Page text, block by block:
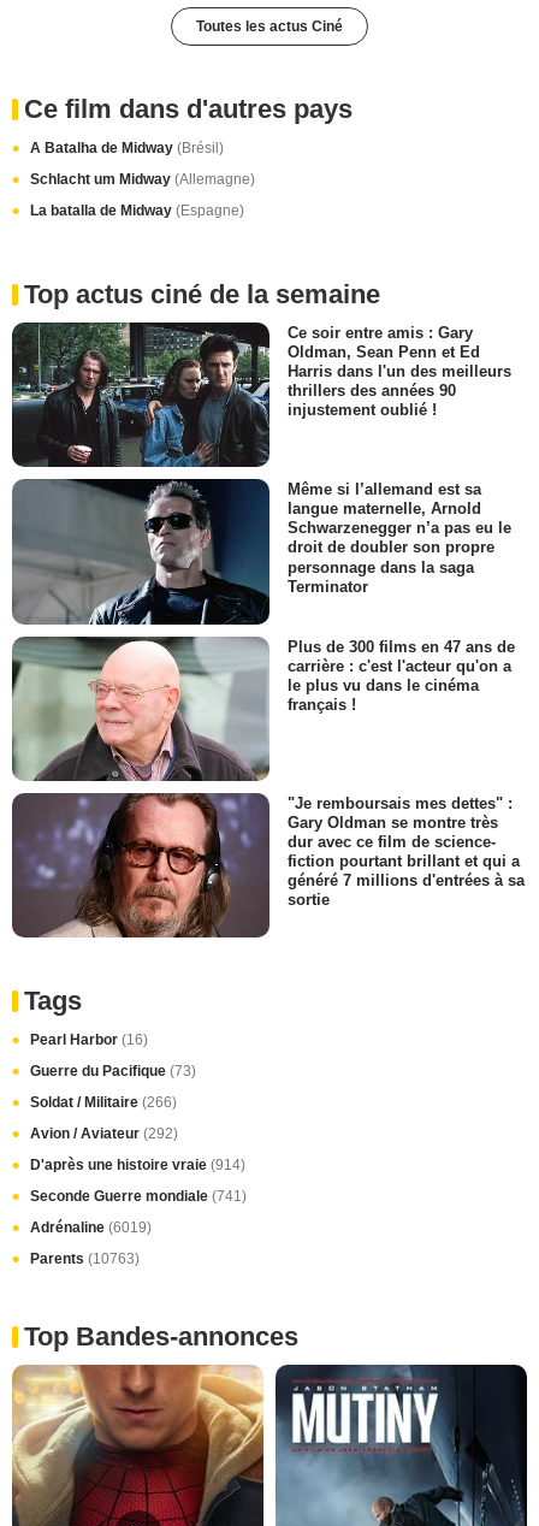
Toutes les actus Ciné
Ce film dans d'autres pays
A Batalha de Midway (Brésil)
Schlacht um Midway (Allemagne)
La batalla de Midway (Espagne)
Top actus ciné de la semaine
Ce soir entre amis : Gary
Oldman, Sean Penn et Ed
Harris dans l'un des meilleurs
thrillers des années 90
injustement oublié !
Même si l’allemand est sa
langue maternelle, Arnold
Schwarzenegger n’a pas eu le
droit de doubler son propre
personnage dans la saga
Terminator
Plus de 300 films en 47 ans de
carrière : c'est l'acteur qu'on a
le plus vu dans le cinéma
français !
"Je remboursais mes dettes" :
Gary Oldman se montre très
dur avec ce film de science-
fiction pourtant brillant et qui a
généré 7 millions d'entrées à sa
sortie
Tags
Pearl Harbor (16)
Guerre du Pacifique (73)
Soldat / Militaire (266)
Avion / Aviateur (292)
D'après une histoire vraie (914)
Seconde Guerre mondiale (741)
Adrénaline (6019)
Parents (10763)
Top Bandes-annonces